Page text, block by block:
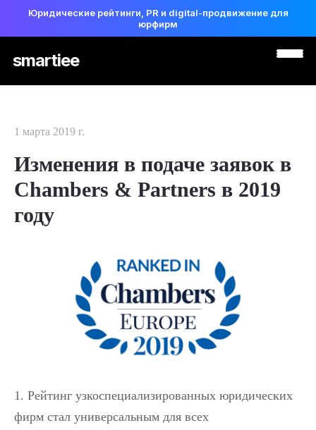
Юридические рейтинги, PR и digital-продвижение для
юрфирм
smartiee
1 марта 2019 г.
Изменения в подаче заявок в
Chambers & Partners в 2019
году
1. Рейтинг узкоспециализированных юридических
фирм стал универсальным для всех